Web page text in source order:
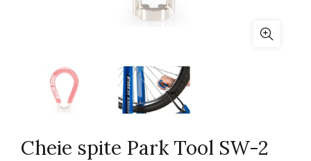
Cheie spite Park Tool SW-2